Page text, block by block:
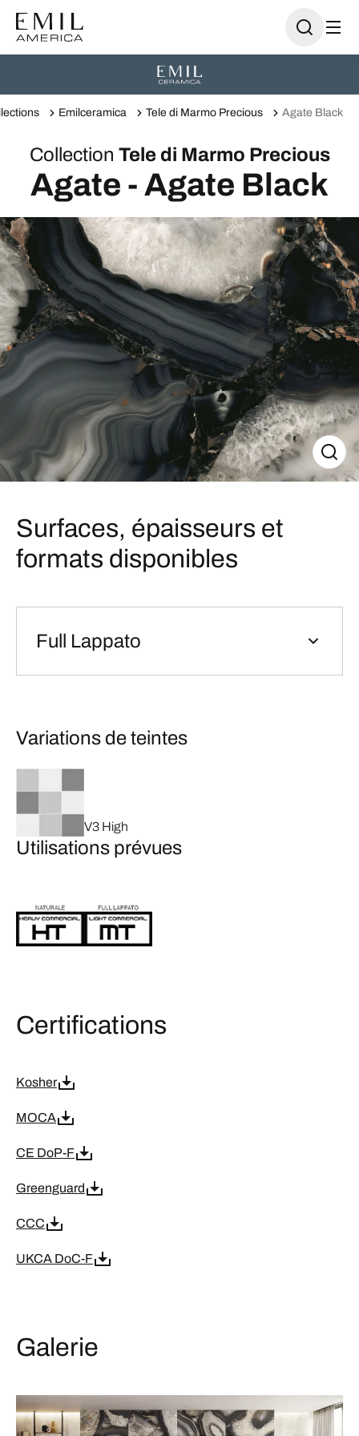
Emilceramica Tele di Marmo Precious Agate Black
Collection Tele di Marmo Precious
Agate - Agate Black
Surfaces, épaisseurs et
formats disponibles
Full Lappato
Variations de teintes
V3 High
Utilisations prévues
Certifications
Kosher
MOCA
CE DoP-F
Greenguard
CCC
UKCA DoC-F
Galerie